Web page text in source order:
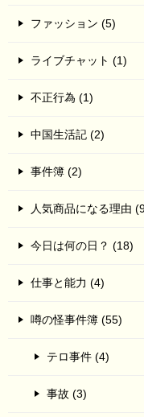
ファッション (5)
ライブチャット (1)
不正行為 (1)
中国生活記 (2)
事件簿 (2)
人気商品になる理由
今日は何の日？ (18)
仕事と能力 (4)
噂の怪事件簿 (55)
テロ事件 (4)
事故 (3)